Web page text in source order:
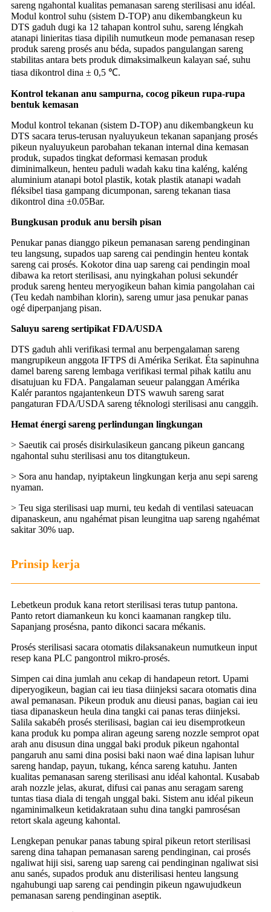
sareng ngahontal kualitas pemanasan sareng sterilisasi anu idéal.
Modul kontrol suhu (sistem D-TOP) anu dikembangkeun ku
DTS gaduh dugi ka 12 tahapan kontrol suhu, sareng léngkah
atanapi linieritas tiasa dipilih numutkeun mode pemanasan resep
produk sareng prosés anu béda, supados pangulangan sareng
stabilitas antara bets produk dimaksimalkeun kalayan saé, suhu
tiasa dikontrol dina ± 0,5 ℃.
Kontrol tekanan anu sampurna, cocog pikeun rupa-rupa
bentuk kemasan
Modul kontrol tekanan (sistem D-TOP) anu dikembangkeun ku
DTS sacara terus-terusan nyaluyukeun tekanan sapanjang prosés
pikeun nyaluyukeun parobahan tekanan internal dina kemasan
produk, supados tingkat deformasi kemasan produk
diminimalkeun, henteu paduli wadah kaku tina kaléng, kaléng
aluminium atanapi botol plastik, kotak plastik atanapi wadah
fléksibel tiasa gampang dicumponan, sareng tekanan tiasa
dikontrol dina ±0.05Bar.
Bungkusan produk anu bersih pisan
Penukar panas dianggo pikeun pemanasan sareng pendinginan
teu langsung, supados uap sareng cai pendingin henteu kontak
sareng cai prosés. Kokotor dina uap sareng cai pendingin moal
dibawa ka retort sterilisasi, anu nyingkahan polusi sekundér
produk sareng henteu meryogikeun bahan kimia pangolahan cai
(Teu kedah nambihan klorin), sareng umur jasa penukar panas
ogé diperpanjang pisan.
Saluyu sareng sertipikat FDA/USDA
DTS gaduh ahli verifikasi termal anu berpengalaman sareng
mangrupikeun anggota IFTPS di Amérika Serikat. Éta sapinuhna
damel bareng sareng lembaga verifikasi termal pihak katilu anu
disatujuan ku FDA. Pangalaman seueur palanggan Amérika
Kalér parantos ngajantenkeun DTS wawuh sareng sarat
pangaturan FDA/USDA sareng téknologi sterilisasi anu canggih.
Hemat énergi sareng perlindungan lingkungan
> Saeutik cai prosés disirkulasikeun gancang pikeun gancang
ngahontal suhu sterilisasi anu tos ditangtukeun.
> Sora anu handap, nyiptakeun lingkungan kerja anu sepi sareng
nyaman.
> Teu siga sterilisasi uap murni, teu kedah di ventilasi sateuacan
dipanaskeun, anu ngahémat pisan leungitna uap sareng ngahémat
sakitar 30% uap.
Prinsip kerja
Lebetkeun produk kana retort sterilisasi teras tutup pantona.
Panto retort diamankeun ku konci kaamanan rangkep tilu.
Sapanjang prosésna, panto dikonci sacara mékanis.
Prosés sterilisasi sacara otomatis dilaksanakeun numutkeun input
resep kana PLC pangontrol mikro-prosés.
Simpen cai dina jumlah anu cekap di handapeun retort. Upami
diperyogikeun, bagian cai ieu tiasa diinjeksi sacara otomatis dina
awal pemanasan. Pikeun produk anu dieusi panas, bagian cai ieu
tiasa dipanaskeun heula dina tangki cai panas teras diinjeksi.
Salila sakabéh prosés sterilisasi, bagian cai ieu disemprotkeun
kana produk ku pompa aliran ageung sareng nozzle semprot opat
arah anu disusun dina unggal baki produk pikeun ngahontal
pangaruh anu sami dina posisi baki naon waé dina lapisan luhur
sareng handap, payun, tukang, kénca sareng katuhu. Janten
kualitas pemanasan sareng sterilisasi anu idéal kahontal. Kusabab
arah nozzle jelas, akurat, difusi cai panas anu seragam sareng
tuntas tiasa diala di tengah unggal baki. Sistem anu idéal pikeun
ngaminimalkeun ketidakrataan suhu dina tangki pamrosésan
retort skala ageung kahontal.
Lengkepan penukar panas tabung spiral pikeun retort sterilisasi
sareng dina tahapan pemanasan sareng pendinginan, cai prosés
ngaliwat hiji sisi, sareng uap sareng cai pendinginan ngaliwat sisi
anu sanés, supados produk anu disterilisasi henteu langsung
ngahubungi uap sareng cai pendingin pikeun ngawujudkeun
pemanasan sareng pendinginan aseptik.